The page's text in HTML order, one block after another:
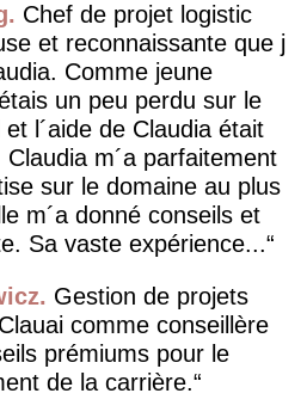
Chef de projet logistic
et reconnaissante que j
Comme jeune
un peu perdu sur le
l´aide de Claudia était
m´a parfaitement
sur le domaine au plus
m´a donné conseils et
Sa vaste expérience...
Gestion de projets
comme conseillère
prémiums pour le
de la carrière.